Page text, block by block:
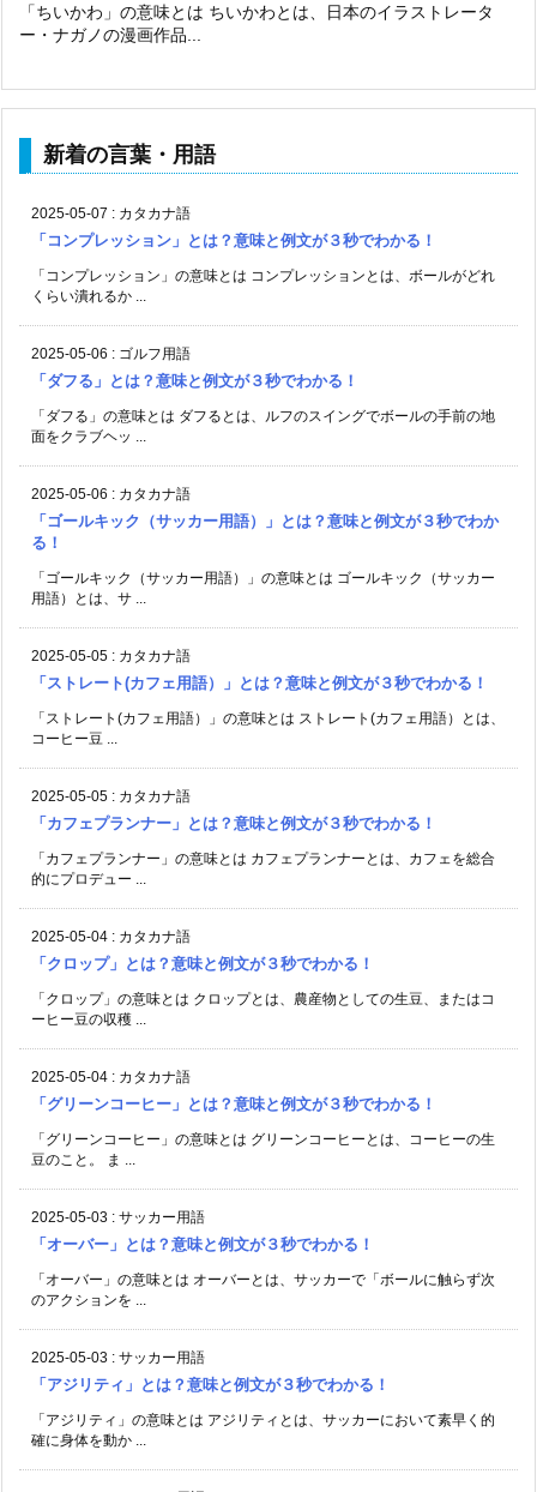
「ちいかわ」の意味とは ちいかわとは、日本のイラストレータ
ー・ナガノの漫画作品...
新着の言葉・用語
2025-05-07 : カタカナ語
「コンプレッション」とは？意味と例文が３秒でわかる！
「コンプレッション」の意味とは コンプレッションとは、ボールがどれ
くらい潰れるか ...
2025-05-06 : ゴルフ用語
「ダフる」とは？意味と例文が３秒でわかる！
「ダフる」の意味とは ダフるとは、ルフのスイングでボールの手前の地
面をクラブヘッ ...
2025-05-06 : カタカナ語
「ゴールキック（サッカー用語）」とは？意味と例文が３秒でわか
る！
「ゴールキック（サッカー用語）」の意味とは ゴールキック（サッカー
用語）とは、サ ...
2025-05-05 : カタカナ語
「ストレート(カフェ用語）」とは？意味と例文が３秒でわかる！
「ストレート(カフェ用語）」の意味とは ストレート(カフェ用語）とは、
コーヒー豆 ...
2025-05-05 : カタカナ語
「カフェプランナー」とは？意味と例文が３秒でわかる！
「カフェプランナー」の意味とは カフェプランナーとは、カフェを総合
的にプロデュー ...
2025-05-04 : カタカナ語
「クロップ」とは？意味と例文が３秒でわかる！
「クロップ」の意味とは クロップとは、農産物としての生豆、またはコ
ーヒー豆の収穫 ...
2025-05-04 : カタカナ語
「グリーンコーヒー」とは？意味と例文が３秒でわかる！
「グリーンコーヒー」の意味とは グリーンコーヒーとは、コーヒーの生
豆のこと。 ま ...
2025-05-03 : サッカー用語
「オーバー」とは？意味と例文が３秒でわかる！
「オーバー」の意味とは オーバーとは、サッカーで「ボールに触らず次
のアクションを ...
2025-05-03 : サッカー用語
「アジリティ」とは？意味と例文が３秒でわかる！
「アジリティ」の意味とは アジリティとは、サッカーにおいて素早く的
確に身体を動か ...